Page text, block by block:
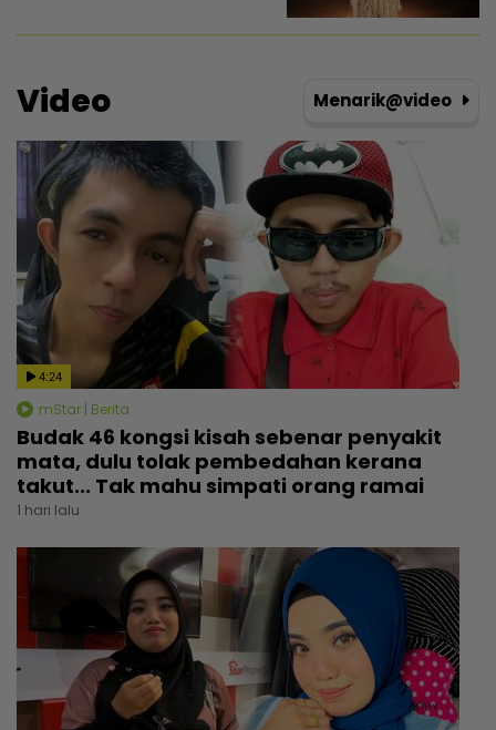
Video Menarik@video
4:24
mStar | Berita
Budak 46 kongsi kisah sebenar penyakit
mata, dulu tolak pembedahan kerana
takut... Tak mahu simpati orang ramai
1 hari lalu